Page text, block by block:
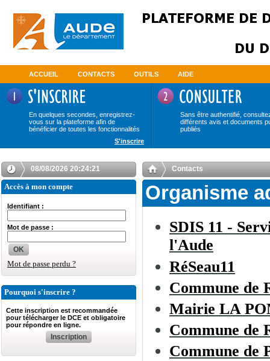
ACCUEIL CONTACTS OUTILS AIDE
En quelques secondes, enregistrez-
vous sur la plateforme afin de
bénéficier de toutes les fonctionnalités
Sans être authentifié,
différents avis et documents
publiés
S'inscrire
08/08/2026 20:24:22
Accès à mon compte
Identifiant :
Mot de passe :
OK
Mot de passe perdu ?
Pourquoi s'inscrire ?
Cette inscription est recommandée
pour télécharger le DCE et obligatoire
pour répondre en ligne.
Inscription
Contacts
Organisme
SDIS 11 -
l'Aude
RéSeau11
Commune de
Mairie LA
Commune de
Commune de